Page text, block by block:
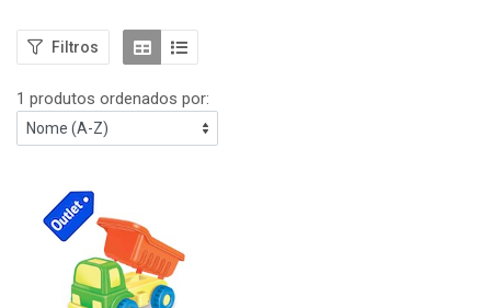
Filtros
1 produtos ordenados por: